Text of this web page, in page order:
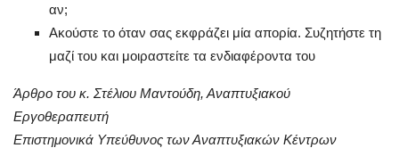
αν;
Ακούστε το όταν σας εκφράζει μία απορία. Συζητήστε τη
μαζί του και μοιραστείτε τα ενδιαφέροντα του
Άρθρο του κ. Στέλιου Μαντούδη, Αναπτυξιακού
Εργοθεραπευτή
Επιστημονικά Υπεύθυνος των Αναπτυξιακών Κέντρων